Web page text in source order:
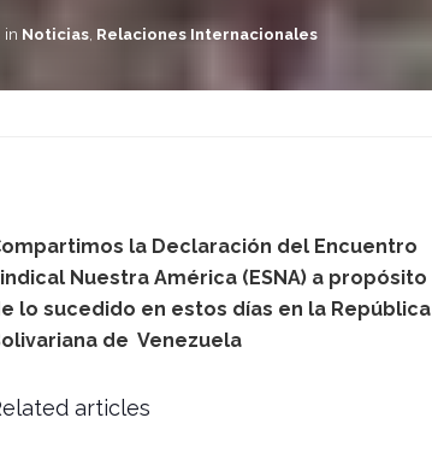
in Noticias, Relaciones Internacionales
la Declaración del Encuentro
Nuestra América (ESNA) a propósito
lo sucedido en estos días en la República
de Venezuela
articles